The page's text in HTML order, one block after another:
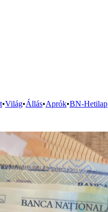
•Világ•Állás•Aprók•BN-Hetilap